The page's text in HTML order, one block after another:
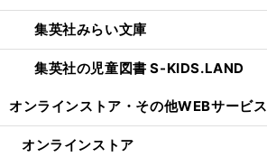
集英社みらい文庫
集英社の児童図書 S-KIDS.LAND
オンラインストア・ その他WEBサービス
オンラインストア